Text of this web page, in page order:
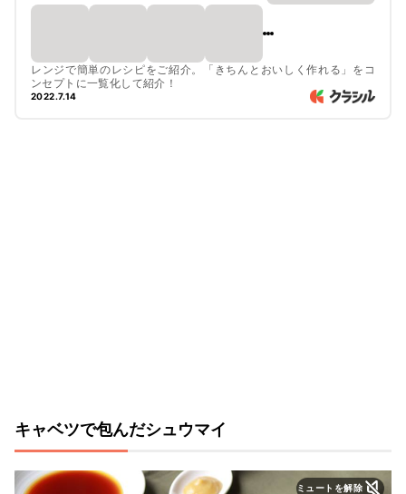
レンジで簡単のレシピをご紹介。「きちんとおいしく作れる」をコ
ンセプトに一覧化して紹介！
2022.7.14
キャベツで包んだシュウマイ
ミュートを解除